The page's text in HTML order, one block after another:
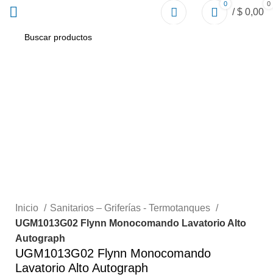
0 0
/ $ 0,00
Inicio
Sanitarios – Griferías - Termotanques
UGM1013G02 Flynn Monocomando Lavatorio Alto
Autograph
UGM1013G02 Flynn Monocomando
Lavatorio Alto Autograph